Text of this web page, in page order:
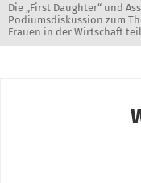
Die „First Daughter“ und
Podiumsdiskussion zum
Frauen in der Wirtschaft